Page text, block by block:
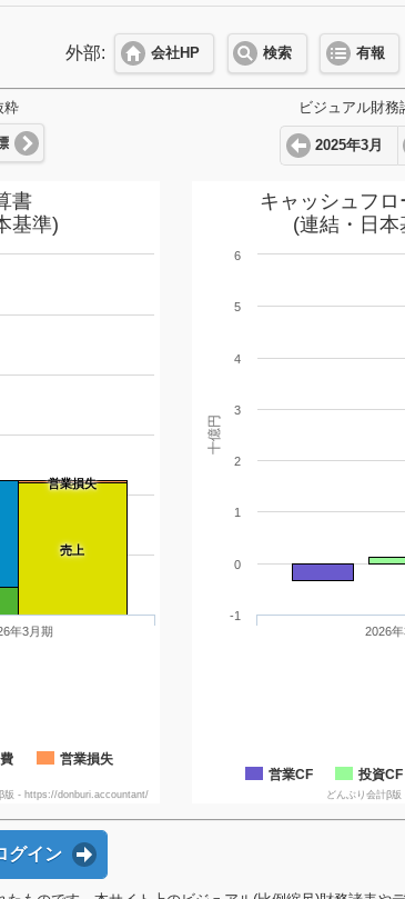
外部: 会社HP 検索 有報
粋 ビジュアル財務
2025年3月
書
基準)
営業損失
売上
営業損失
年3月期
版 - https://donburi.accountant/
十億円
キャッシュフ
(連結・日本
営業CF 投資CF
2026
0
2
4
6
-1
1
3
5
どんぶり会計β
グイン